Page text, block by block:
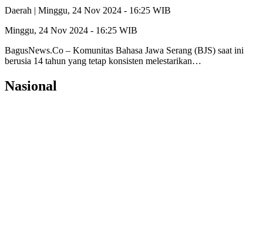
Daerah | Minggu, 24 Nov 2024 - 16:25 WIB
Minggu, 24 Nov 2024 - 16:25 WIB
BagusNews.Co – Komunitas Bahasa Jawa Serang (BJS) saat ini
berusia 14 tahun yang tetap konsisten melestarikan…
Nasional